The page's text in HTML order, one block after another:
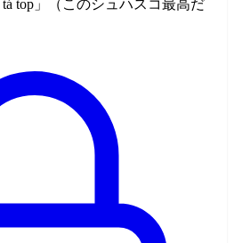
tá top」（このシュハスコ最高だ